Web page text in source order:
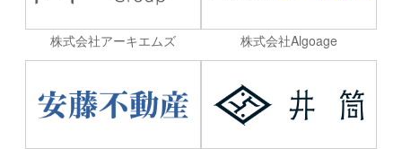
株式会社アーキエムズ 株式会社Algoage